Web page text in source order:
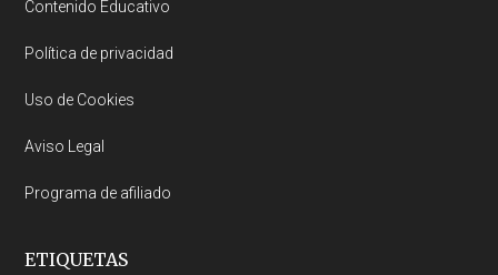
Contenido Educativo
Política de privacidad
Uso de Cookies
Aviso Legal
Programa de afiliado
ETIQUETAS